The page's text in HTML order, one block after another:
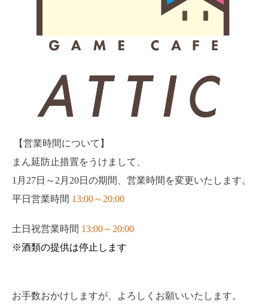
【営業時間について】
まん延防止措置をうけまして、
1月27日～2月20日の期間、営業時間を変更いたします。
平日営業時間 13:00～20:00
土日祝営業時間 13:00～20:00
※酒類の提供は停止します
お手数おかけしますが、よろしくお願いいたします。